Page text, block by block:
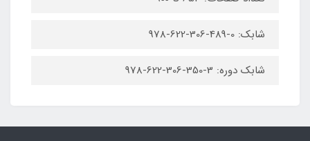
شابک: 0-489-306-622-978
شابک دوره: 3-350-306-622-978